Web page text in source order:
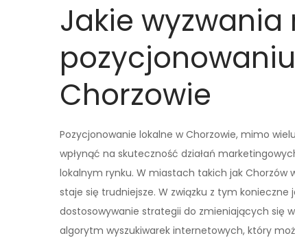
Jakie
Chorzowie
Pozycjonowanie lokalne w Chorzowie, mimo
wpłynąć na skuteczność działań
lokalnym rynku. W miastach takich jak Chorzów
staje się trudniejsze. W związku z tym
dostosowywanie strategii do zmieniających się
algorytm wyszukiwarek internetowych, który